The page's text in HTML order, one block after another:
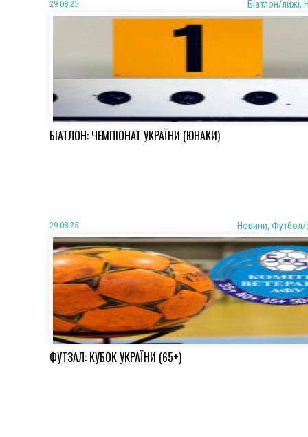
29 08 25 Біатлон/лижі,
БІАТЛОН: ЧЕМПІОНАТ УКРАЇНИ (ЮНАКИ)
29 08 25 Новини, Футбол/
ФУТЗАЛ: КУБОК УКРАЇНИ (65+)